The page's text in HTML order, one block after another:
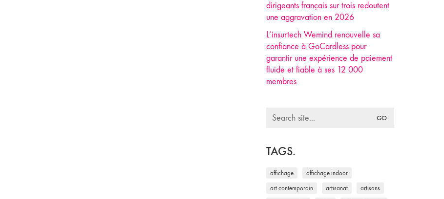
dirigeants français sur trois redoutent
une aggravation en 2026
L’insurtech Wemind renouvelle sa
confiance à GoCardless pour
garantir une expérience de paiement
fluide et fiable à ses 12 000
membres
Search
TAGS.
affichage affichage indoor
art contemporain artisanat artisans